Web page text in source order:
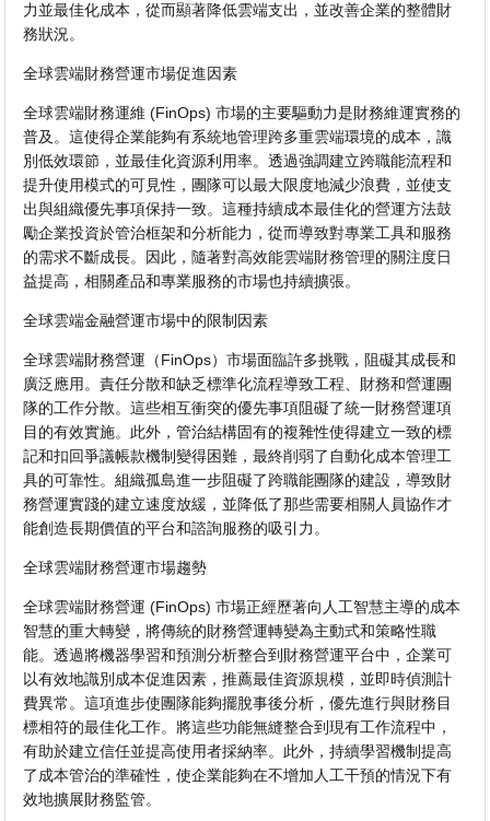
力並最佳化成本，從而顯著降低雲端支出，並改善企業的整體財
務狀況。
全球雲端財務營運市場促進因素
全球雲端財務運維 (FinOps) 市場的主要驅動力是財務維運實務的
普及。這使得企業能夠有系統地管理跨多重雲端環境的成本，識
別低效環節，並最佳化資源利用率。透過強調建立跨職能流程和
提升使用模式的可見性，團隊可以最大限度地減少浪費，並使支
出與組織優先事項保持一致。這種持續成本最佳化的營運方法鼓
勵企業投資於管治框架和分析能力，從而導致對專業工具和服務
的需求不斷成長。因此，隨著對高效能雲端財務管理的關注度日
益提高，相關產品和專業服務的市場也持續擴張。
全球雲端金融營運市場中的限制因素
全球雲端財務營運（FinOps）市場面臨許多挑戰，阻礙其成長和
廣泛應用。責任分散和缺乏標準化流程導致工程、財務和營運團
隊的工作分散。這些相互衝突的優先事項阻礙了統一財務營運項
目的有效實施。此外，管治結構固有的複雜性使得建立一致的標
記和扣回爭議帳款機制變得困難，最終削弱了自動化成本管理工
具的可靠性。組織孤島進一步阻礙了跨職能團隊的建設，導致財
務營運實踐的建立速度放緩，並降低了那些需要相關人員協作才
能創造長期價值的平台和諮詢服務的吸引力。
全球雲端財務營運市場趨勢
全球雲端財務營運 (FinOps) 市場正經歷著向人工智慧主導的成本
智慧的重大轉變，將傳統的財務營運轉變為主動式和策略性職
能。透過將機器學習和預測分析整合到財務營運平台中，企業可
以有效地識別成本促進因素，推薦最佳資源規模，並即時偵測計
費異常。這項進步使團隊能夠擺脫事後分析，優先進行與財務目
標相符的最佳化工作。將這些功能無縫整合到現有工作流程中，
有助於建立信任並提高使用者採納率。此外，持續學習機制提高
了成本管治的準確性，使企業能夠在不增加人工干預的情況下有
效地擴展財務監管。